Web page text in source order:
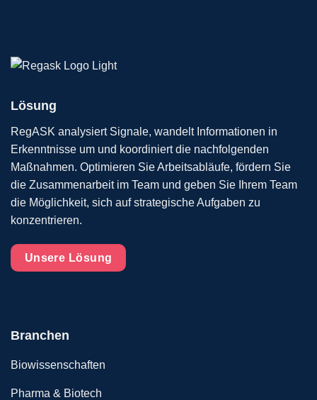
Lösung
RegASK analysiert Signale, wandelt Informationen in
Erkenntnisse um und koordiniert die nachfolgenden
Maßnahmen. Optimieren Sie Arbeitsabläufe, fördern Sie
die Zusammenarbeit im Team und geben Sie Ihrem Team
die Möglichkeit, sich auf strategische Aufgaben zu
konzentrieren.
Unsere Lösung
Branchen
Biowissenschaften
Pharma & Biotech